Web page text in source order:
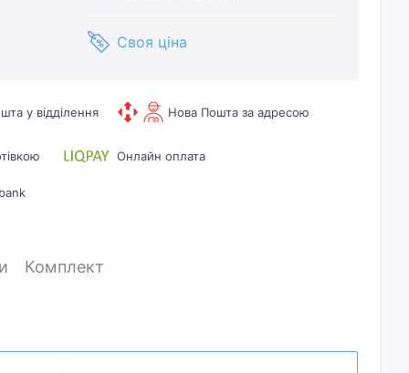
Своя ціна
у відділення Нова Пошта за адресою
Онлайн оплата
Комплект